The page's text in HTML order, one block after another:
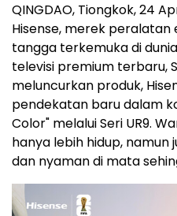
QINGDAO, Tiongkok,24
Hisense, merek
tangga terkemuka di
televisi premium terbaru,
meluncurkan produk,
pendekatan baru dalam
Color" melalui Seri UR9.
hanya lebih hidup,
dan nyaman di mata